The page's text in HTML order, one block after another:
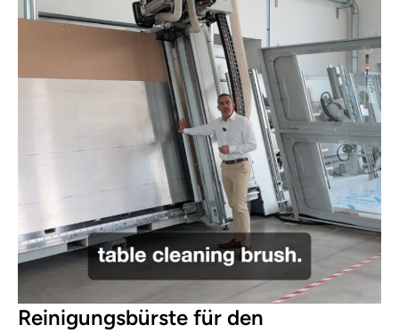
Reinigungsbürste für den